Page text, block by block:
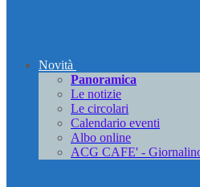
Novità
Panoramica
Le notizie
Le circolari
Calendario eventi
Albo online
ACG CAFE' -